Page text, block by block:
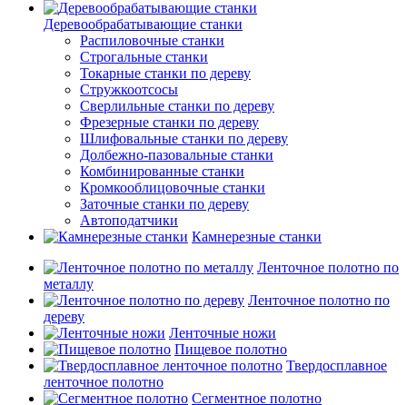
Деревообрабатывающие станки
Распиловочные станки
Строгальные станки
Токарные станки по дереву
Стружкоотсосы
Сверлильные станки по дереву
Фрезерные станки по дереву
Шлифовальные станки по дереву
Долбежно-пазовальные станки
Комбинированные станки
Кромкооблицовочные станки
Заточные станки по дереву
Автоподатчики
Камнерезные станки
Ленточное полотно по
металлу
Ленточное полотно по
дереву
Ленточные ножи
Пищевое полотно
Твердосплавное
ленточное полотно
Сегментное полотно